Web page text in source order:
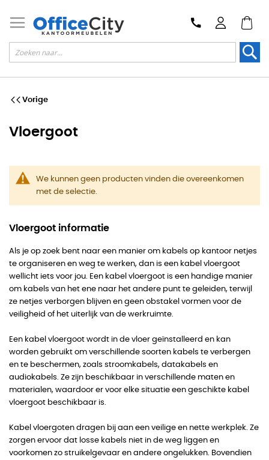
Vorige
Vloergoot
We kunnen geen producten vinden die overeenkomen
met de selectie.
Vloergoot informatie
Als je op zoek bent naar een manier om kabels op kantoor netjes
te organiseren en weg te werken, dan is een kabel vloergoot
wellicht iets voor jou. Een kabel vloergoot is een handige manier
om kabels van het ene naar het andere punt te geleiden, terwijl
ze netjes verborgen blijven en geen obstakel vormen voor de
veiligheid of het uiterlijk van de werkruimte.
Een kabel vloergoot wordt in de vloer geïnstalleerd en kan
worden gebruikt om verschillende soorten kabels te verbergen
en te beschermen, zoals stroomkabels, datakabels en
audiokabels. Ze zijn beschikbaar in verschillende maten en
materialen, waardoor er voor elke situatie een geschikte kabel
vloergoot beschikbaar is.
Kabel vloergoten dragen bij aan een veilige en nette werkplek. Ze
zorgen ervoor dat losse kabels niet in de weg liggen en
voorkomen zo struikelgevaar en andere ongelukken. Bovendien